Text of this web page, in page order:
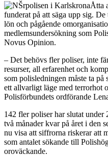
Åtta
funderat på att säga upp sig.
lön och pågående
medlemsundersökning som
Novus Opinion.
– Det behövs fler poliser, inte
resurser, all erfarenhet och
som polisledningen måste ta
ett allvarligt läge med terrorhot
Polisförbundets ordförande
142 fler poliser har slutat under
två månader kvar på året i den
nu visa att siffrorna riskerar att
som antalet sökande till
oroväckande.